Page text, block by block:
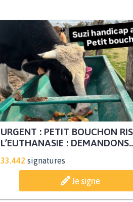
URGENT : PETIT BOUCHON
L’EUTHANASIE :
33.442 signatures
Je signe